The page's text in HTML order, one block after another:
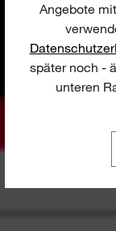
Angebote
später noch -
unteren